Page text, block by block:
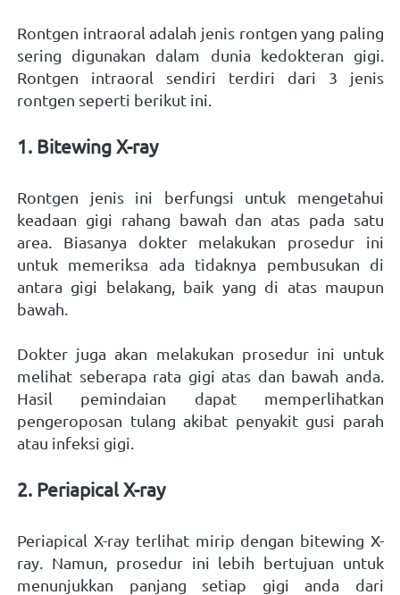
Rontgen intraoral adalah jenis rontgen yang paling
sering digunakan dalam dunia kedokteran gigi.
Rontgen intraoral sendiri terdiri dari 3 jenis
rontgen seperti berikut ini.
1. Bitewing X-ray
Rontgen jenis ini berfungsi untuk mengetahui
keadaan gigi rahang bawah dan atas pada satu
area. Biasanya dokter melakukan prosedur ini
untuk memeriksa ada tidaknya pembusukan di
antara gigi belakang, baik yang di atas maupun
bawah.
Dokter juga akan melakukan prosedur ini untuk
melihat seberapa rata gigi atas dan bawah anda.
Hasil pemindaian dapat memperlihatkan
pengeroposan tulang akibat penyakit gusi parah
atau infeksi gigi.
2. Periapical X-ray
Periapical X-ray terlihat mirip dengan bitewing X-
ray. Namun, prosedur ini lebih bertujuan untuk
menunjukkan panjang setiap gigi anda dari